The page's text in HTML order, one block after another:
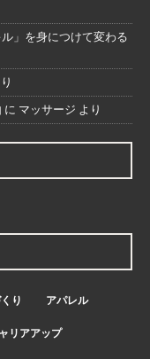
」を身につけて変わる
に マッサージ より
り アパレル
リアアップ